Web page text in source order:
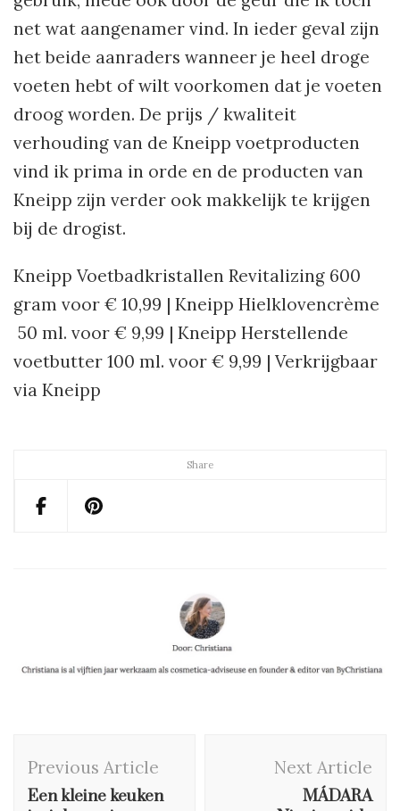
Share
net wat aangenamer vind. In ieder geval zijn
het beide aanraders wanneer je heel droge
voeten hebt of wilt voorkomen dat je voeten
droog worden. De prijs / kwaliteit
verhouding van de Kneipp voetproducten
vind ik prima in orde en de producten van
Kneipp zijn verder ook makkelijk te krijgen
bij de drogist.
Kneipp Voetbadkristallen Revitalizing 600
gram voor € 10,99 | Kneipp Hielklovencrème
50 ml. voor € 9,99 | Kneipp Herstellende
voetbutter 100 ml. voor € 9,99 | Verkrijgbaar
via Kneipp
Navigation
Previous Article
Een kleine keuken
Next Article
MÁDARA